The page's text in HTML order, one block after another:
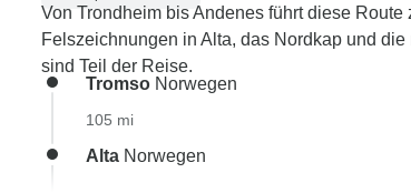
Von Trondheim bis Andenes führt diese
Felszeichnungen in Alta, das Nordkap und
sind Teil der Reise.
Tromso Norwegen
105 mi
Alta Norwegen